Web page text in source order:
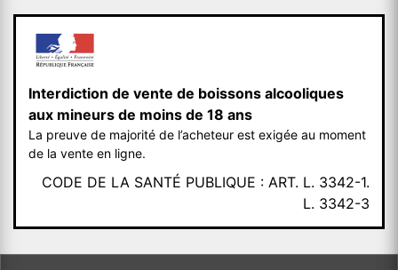
Interdiction de vente de boissons alcooliques
aux mineurs de moins de 18 ans
La preuve de majorité de l’acheteur est exigée au moment
de la vente en ligne.
CODE DE LA SANTÉ PUBLIQUE : ART. L. 3342-1.
L. 3342-3